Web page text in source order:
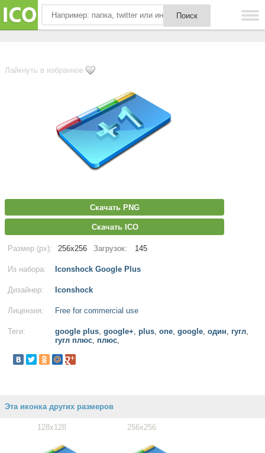
Лайкнуть в избранное
Скачать PNG
Скачать ICO
Размер (px): 256x256 Загрузок: 145
Из набора: Iconshock Google Plus
Дизайнер: Iconshock
Лицензия: Free for commercial use
Теги: google plus, google+, plus, one, google, один, гугл,
гугл плюс, плюс,
Эта иконка других размеров
128x128 256x256